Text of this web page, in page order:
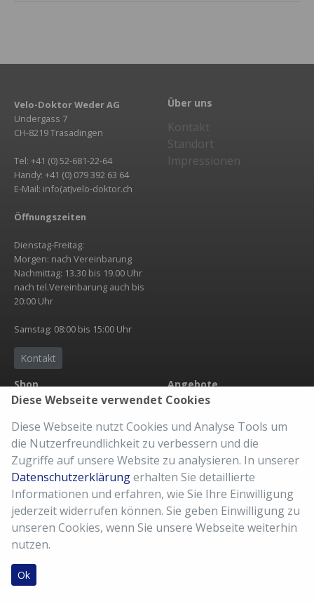
Diese Webseite verwendet Cookies
Diese Webseite nutzt Cookies und Analyse Tools um
die Nutzerfreundlichkeit zu verbessern und die
Zugriffe auf unsere Website zu analysieren. In unserer
Datenschutzerklärungerhalten Sie detaillierte
Informationen und erfahren, wie Sie Ihre Einwilligung
jederzeit widerrufen können. Sie geben Einwilligung zu
unseren Cookies, wenn Sie unsere Webseite weiterhin
nutzen.
Ok
Velo-Doktor Weder AG
Undergass 7
CH-8219 Trasadingen
Tel: +41 (0) 52-681-22-64
Handy: +41 (0) 079 392 63 64
E-Mail: info(at)velo-doktor.ch
Öffnungszeiten
Dienstag-Freitag:
Morgen: nach Vereinbarung
Nachmittag: 13.30 bis 19.00 Uhr
nach tel.Vereinbarung auch bis
20:00 Uhr
Samstag: 08:00 bis 15:00 Uhr
Kontakt
Über uns
Kontakt
Standort
Impressionen
Shop
Übersicht
Zubehör
Bekleidung
Versandkosten
AGB
Imressum
Meine Bestellung
Angebote
Neuheit
Abholservice
eBike Accu
Der richtige Sattel
Fahrradkauf
Kaufberatung
10% Kundenkarte
Reparatur Service